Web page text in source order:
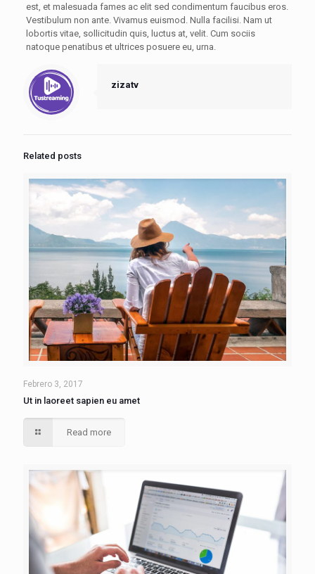
est, et malesuada fames ac elit sed condimentum faucibus eros.
Vestibulum non ante. Vivamus euismod. Nulla facilisi. Nam ut
lobortis vitae, sollicitudin quis, luctus at, velit. Cum sociis
natoque penatibus et ultrices posuere eu, urna.
zizatv
Related posts
Febrero 3, 2017
Ut in laoreet sapien eu amet
Read more